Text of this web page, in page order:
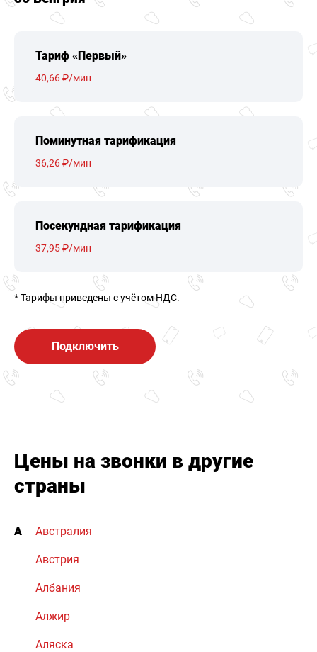
Тариф «Первый»
40,66 ₽/мин
Поминутная тарификация
36,26 ₽/мин
Посекундная тарификация
37,95 ₽/мин
* Тарифы приведены c учётом НДС.
Подключить
Цены на звонки в другие
страны
А Австралия
Австрия
Албания
Алжир
Аляска